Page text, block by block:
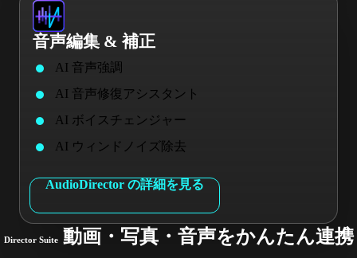
音声編集 & 補正
AI 音声強調
AI 音声修復アシスタント
AI ボイスチェンジャー
AI ウィンドノイズ除去
AudioDirector の詳細を見る
Director Suite動画・写真・音声をかんたん連携